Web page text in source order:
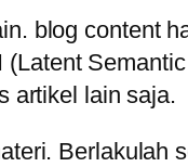
blog content
artikel lain saja.
Berlakulah